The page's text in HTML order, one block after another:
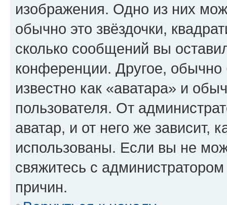
изображения. Одно из них
обычно это звёздочки,
сколько сообщений вы
конференции. Другое,
известно как «аватара» и
пользователя. От
аватар, и от него же зависит,
использованы. Если вы не
свяжитесь с
причин.